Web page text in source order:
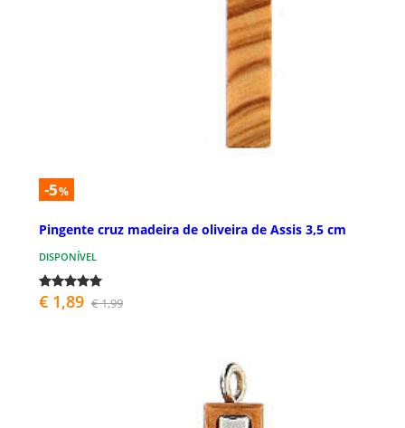
-5%
Pingente cruz madeira de oliveira de Assis 3,5 cm
DISPONÍVEL
€ 1,89 € 1,99